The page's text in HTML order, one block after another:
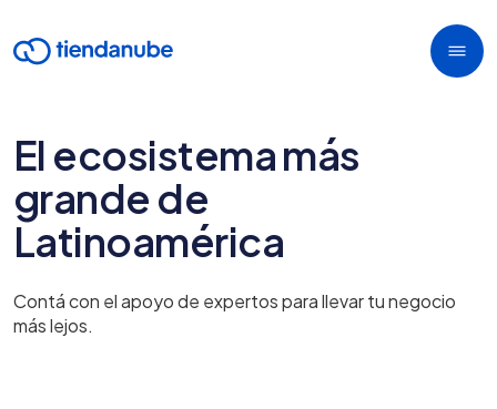
El ecosistema más
grande de
Latinoamérica
Contá con el apoyo de expertos para llevar tu negocio
más lejos.